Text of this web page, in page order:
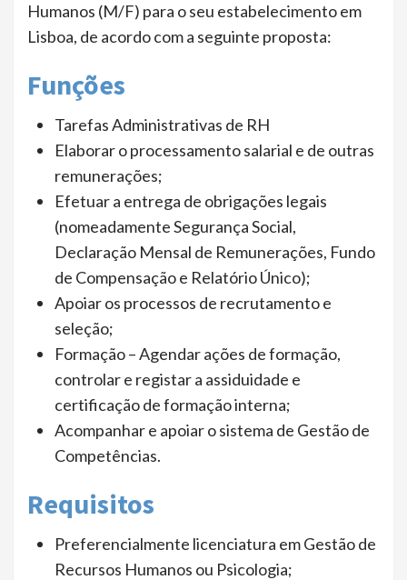
Humanos (M/F) para o seu estabelecimento em
Lisboa, de acordo com a seguinte proposta:
Funções
Tarefas Administrativas de RH
Elaborar o processamento salarial e de outras
remunerações;
Efetuar a entrega de obrigações legais
(nomeadamente Segurança Social,
Declaração Mensal de Remunerações, Fundo
de Compensação e Relatório Único);
Apoiar os processos de recrutamento e
seleção;
Formação – Agendar ações de formação,
controlar e registar a assiduidade e
certificação de formação interna;
Acompanhar e apoiar o sistema de Gestão de
Competências.
Requisitos
Preferencialmente licenciatura em Gestão de
Recursos Humanos ou Psicologia;